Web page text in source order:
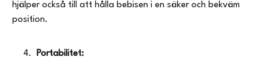
hjälper också till att hålla bebisen i en säker och bekväm
position.
Portabilitet: